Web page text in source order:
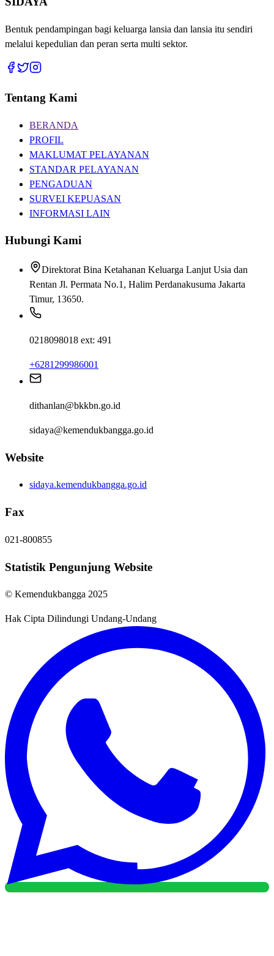
Bentuk pendampingan bagi keluarga lansia dan lansia itu sendiri
melalui kepedulian dan peran serta multi sektor.
Tentang Kami
BERANDA
PROFIL
MAKLUMAT PELAYANAN
STANDAR PELAYANAN
PENGADUAN
SURVEI KEPUASAN
INFORMASI LAIN
Hubungi Kami
Direktorat Bina Ketahanan Keluarga Lanjut Usia dan
Rentan Jl. Permata No.1, Halim Perdanakusuma Jakarta
Timur, 13650.
0218098018 ext: 491
+6281299986001
dithanlan@bkkbn.go.id
sidaya@kemendukbangga.go.id
Website
sidaya.kemendukbangga.go.id
Fax
021-800855
Statistik Pengunjung Website
© Kemendukbangga 2025
Hak Cipta Dilindungi Undang-Undang